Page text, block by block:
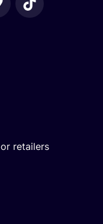
retailers